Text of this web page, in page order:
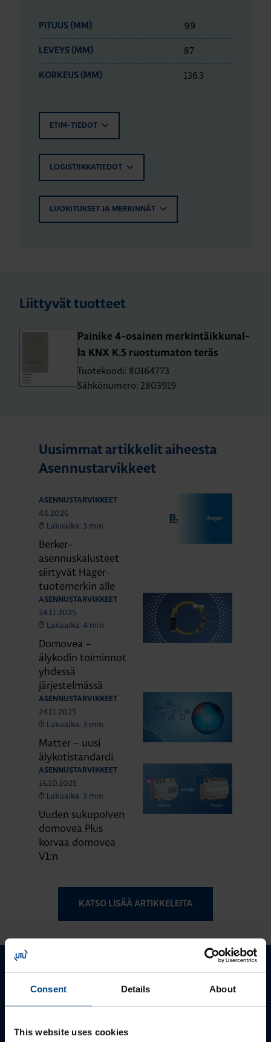
Consent Details About
This website uses cookies
PITUUS (MM) 9.9
LEVEYS (MM) 87
KORKEUS (MM) 136.3
ETIM-TIEDOT
LOGISTIIKKATIEDOT
LUOKITUKSET JA MERKINNÄT
Liittyvät tuotteet
Pai­ni­ke 4-osai­nen mer­kin­täik­ku­nal­
la KNX K.5 ruos­tu­ma­ton teräs
Tuotekoodi: 80164773
Sähkönumero: 2803919
Uusimmat artikkelit aiheesta
Asennustarvikkeet
ASENNUSTARVIKKEET
4.6.2026
Lukuaika: 3 min
Berker-
asennuskalusteet
siirtyvät Hager-
tuotemerkin alle
ASENNUSTARVIKKEET
24.11.2025
Lukuaika: 4 min
Domovea –
älykodin toiminnot
yhdessä
järjestelmässä
ASENNUSTARVIKKEET
24.11.2025
Lukuaika: 3 min
Matter – uusi
älykotistandardi
ASENNUSTARVIKKEET
16.10.2025
Lukuaika: 3 min
Uuden sukupolven
domovea Plus
korvaa domovea
V1:n
KATSO LISÄÄ ARTIKKELEITA
Autamme mielellämme, jotta löydämme sinulle
sähköpostitse tai verkkolomakkeen kautta.